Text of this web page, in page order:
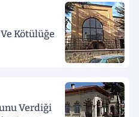
Kötülüğe
Verdiği